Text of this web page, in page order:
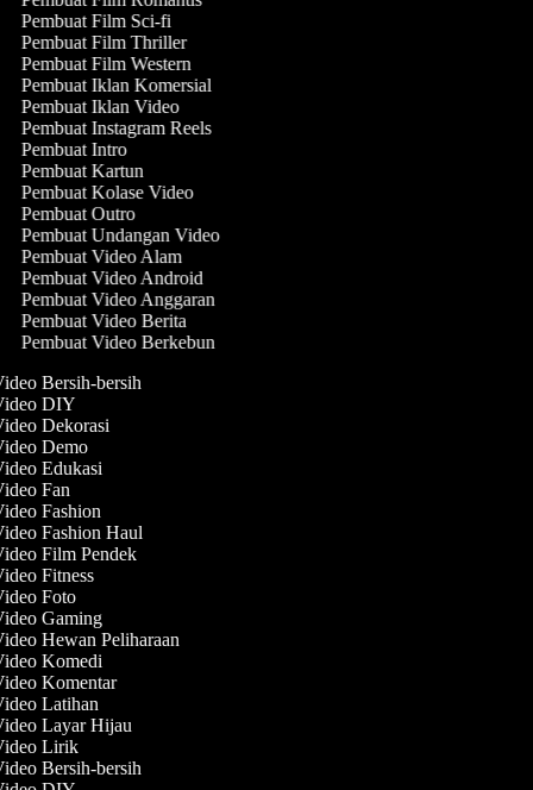
Pembuat Film Sci-fi
Pembuat Film Thriller
Pembuat Film Western
Pembuat Iklan Komersial
Pembuat Iklan Video
Pembuat Instagram Reels
Pembuat Intro
Pembuat Kartun
Pembuat Kolase Video
Pembuat Outro
Pembuat Undangan Video
Pembuat Video Alam
Pembuat Video Android
Pembuat Video Anggaran
Pembuat Video Berita
Pembuat Video Berkebun
Bersih-bersih
DIY
Dekorasi
Demo
Edukasi
Fan
Fashion
Fashion Haul
Film Pendek
Fitness
Foto
Gaming
Hewan Peliharaan
Komedi
Komentar
Latihan
Layar Hijau
Lirik
Bersih-bersih